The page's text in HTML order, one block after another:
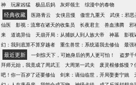
神
玩家凶猛 极品后妈 灰烬领主 综漫中的春物
经典收藏 医路青云 女侠且慢 傲世九重天 武侠：邪恶
仙医
影视：流窜在诸天的收集员 长夜君主 兽血沸腾 邪
来
道诡异仙 天崩开局：从捕妖人到人族大帝 神墓 影视
幻：我到底算不算穿越者
重生兽世：系统逼我去修仙 最强
最近更新 一剑惊天下，可她身后的男人更可怕！ 盗梦千
拜师元始，我竟成了周武王
大周第一武夫 废灵根修炼慢？
吧！你一百岁了还要修仙
剑来：谪仙临世，开局娶妻宁姚